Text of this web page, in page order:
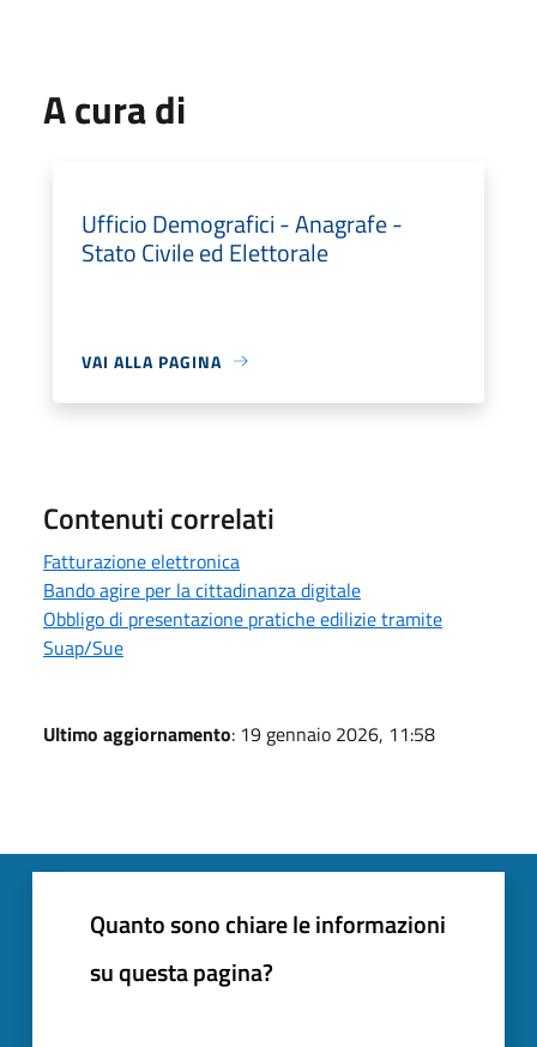
A cura di
Ufficio Demografici - Anagrafe -
Stato Civile ed Elettorale
VAI ALLA PAGINA
Contenuti correlati
Fatturazione elettronica
Bando agire per la cittadinanza digitale
Obbligo di presentazione pratiche edilizie tramite
Suap/Sue
Ultimo aggiornamento: 19 gennaio 2026, 11:58
Quanto sono chiare le informazioni
su questa pagina?